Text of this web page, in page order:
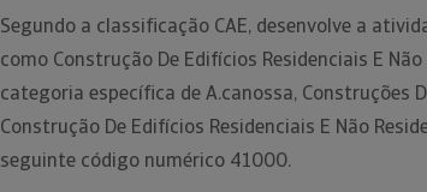
Segundo a classificação CAE, desenvolve a
como Construção De Edifícios Residenciais E Não
categoria específica de A.canossa, Construções
Construção De Edifícios Residenciais E Não
seguinte código numérico 41000.